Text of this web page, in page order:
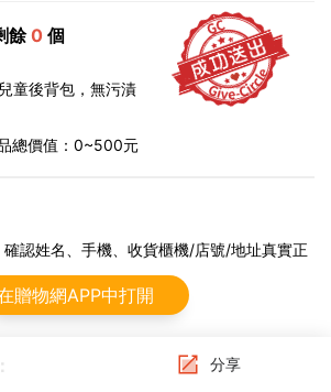
餘0 個
童後背包，無污漬
總價值：0~500元
認姓名、手機、收貨櫃機/店號/地址真實正
物流，不可修改。
分享
贈物網APP中打開